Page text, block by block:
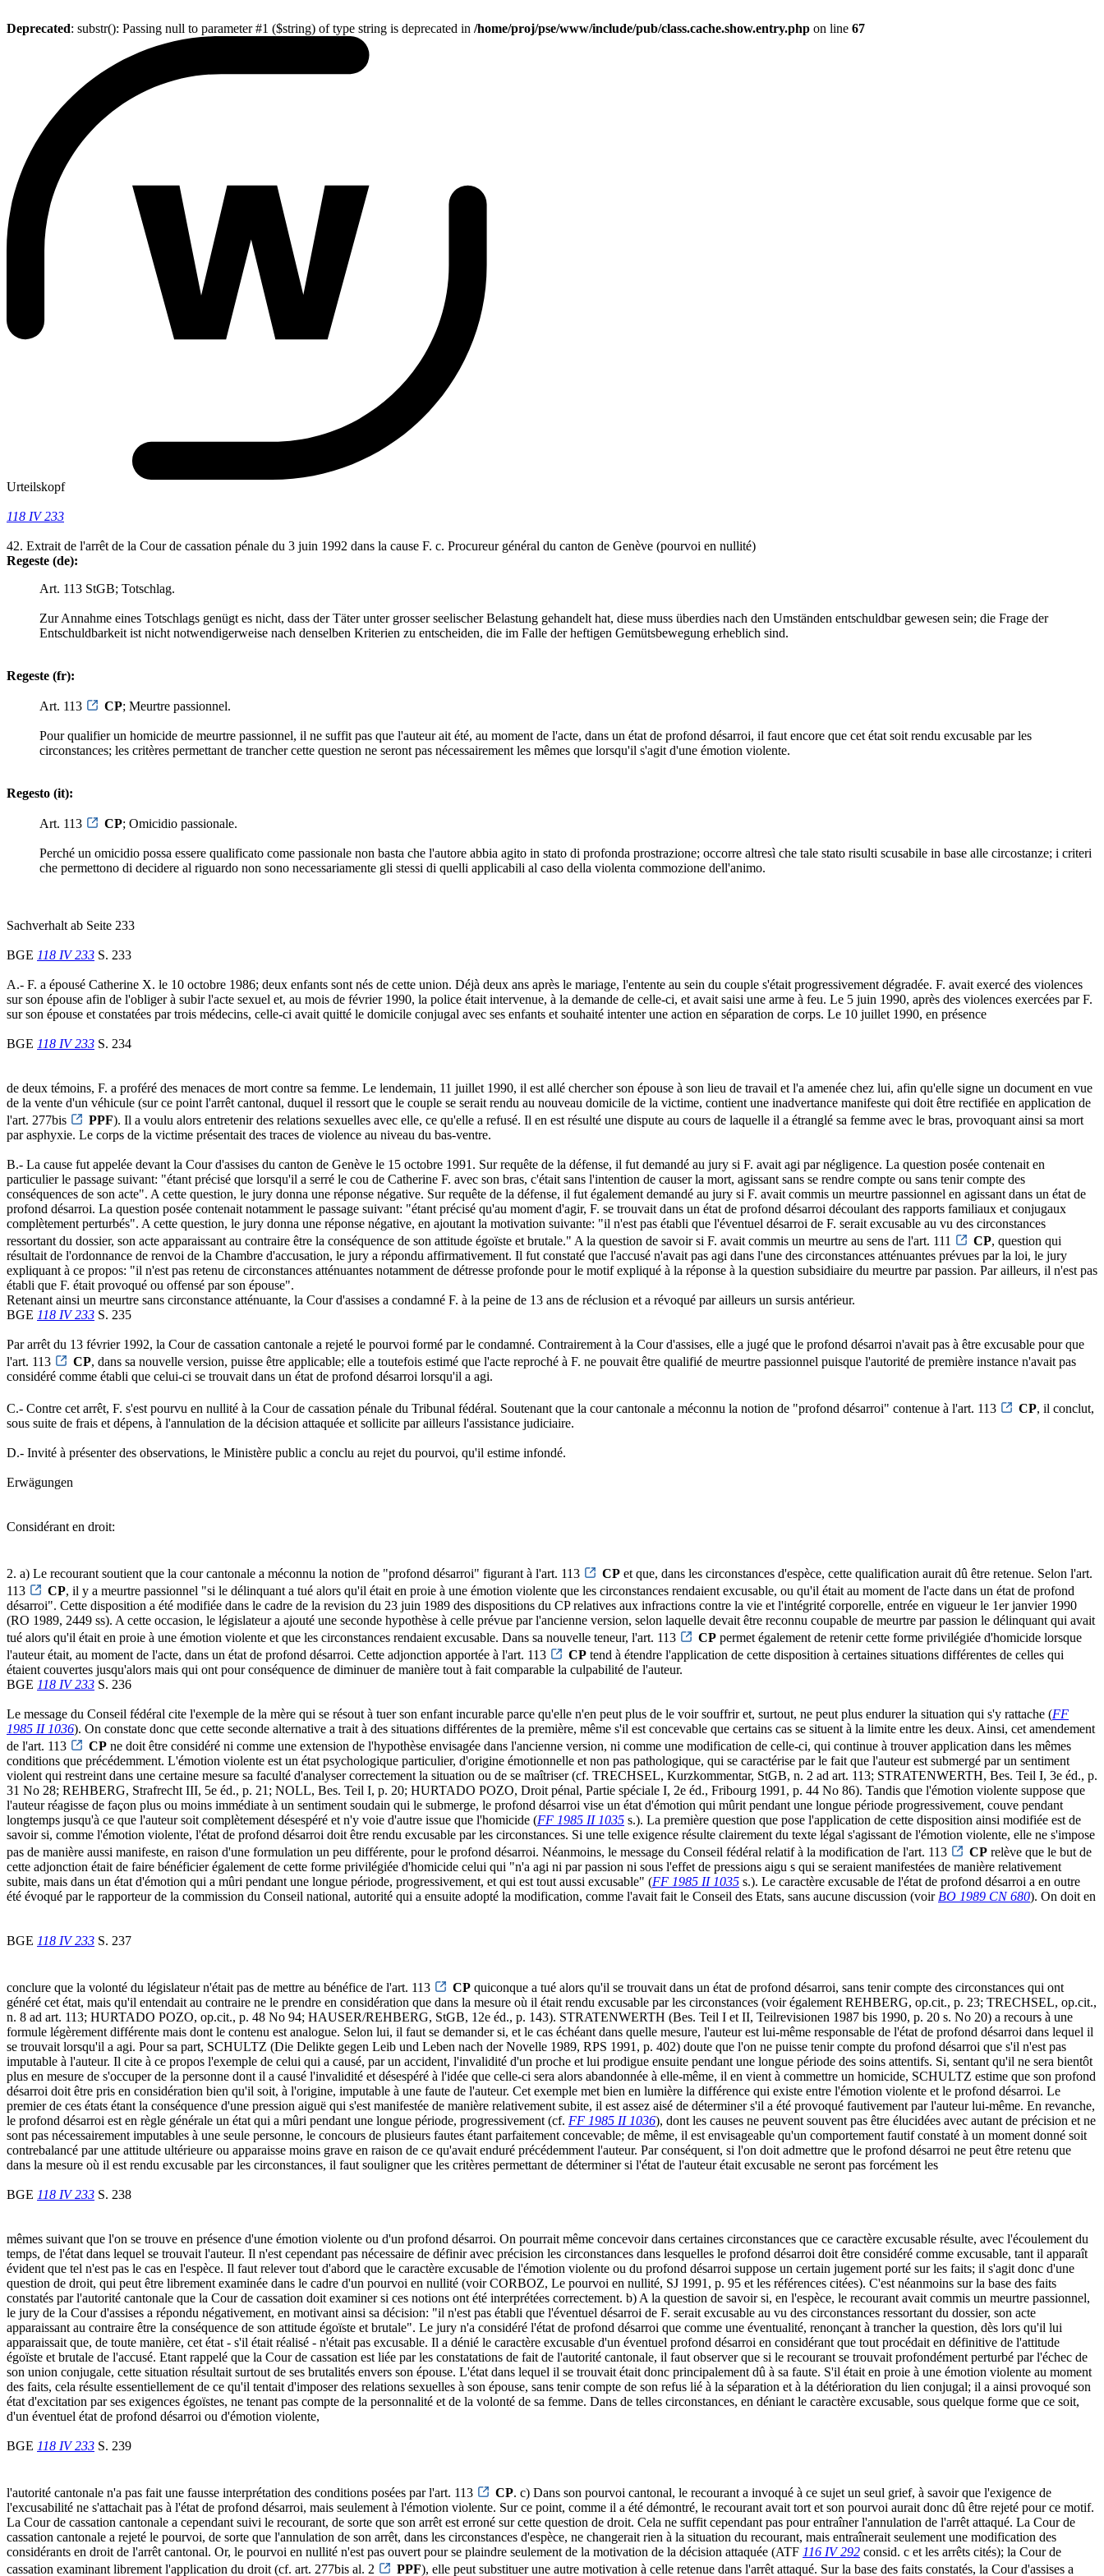
Deprecated: substr(): Passing null to parameter #1 ($string) of type string is deprecated in /home/proj/pse/www/include/pub/class.cache.show.entry.php on line 67
Urteilskopf
118 IV 233
42. Extrait de l'arrêt de la Cour de cassation pénale du 3 juin 1992 dans la cause F. c. Procureur général du canton de Genève (pourvoi en nullité)
Regeste (de):
Art. 113 StGB; Totschlag.
Zur Annahme eines Totschlags genügt es nicht, dass der Täter unter grosser seelischer Belastung gehandelt hat, diese muss überdies nach den Umständen entschuldbar gewesen sein; die Frage der
Entschuldbarkeit ist nicht notwendigerweise nach denselben Kriterien zu entscheiden, die im Falle der heftigen Gemütsbewegung erheblich sind.
Regeste (fr):
Art. 113 CP; Meurtre passionnel.
Pour qualifier un homicide de meurtre passionnel, il ne suffit pas que l'auteur ait été, au moment de l'acte, dans un état de profond désarroi, il faut encore que cet état soit rendu excusable par les
circonstances; les critères permettant de trancher cette question ne seront pas nécessairement les mêmes que lorsqu'il s'agit d'une émotion violente.
Regesto (it):
Art. 113 CP; Omicidio passionale.
Perché un omicidio possa essere qualificato come passionale non basta che l'autore abbia agito in stato di profonda prostrazione; occorre altresì che tale stato risulti scusabile in base alle circostanze; i criteri
che permettono di decidere al riguardo non sono necessariamente gli stessi di quelli applicabili al caso della violenta commozione dell'animo.
Sachverhalt ab Seite 233
BGE 118 IV 233 S. 233
A.- F. a épousé Catherine X. le 10 octobre 1986; deux enfants sont nés de cette union. Déjà deux ans après le mariage, l'entente au sein du couple s'était progressivement dégradée. F. avait exercé des violences
sur son épouse afin de l'obliger à subir l'acte sexuel et, au mois de février 1990, la police était intervenue, à la demande de celle-ci, et avait saisi une arme à feu. Le 5 juin 1990, après des violences exercées par F.
sur son épouse et constatées par trois médecins, celle-ci avait quitté le domicile conjugal avec ses enfants et souhaité intenter une action en séparation de corps. Le 10 juillet 1990, en présence
BGE 118 IV 233 S. 234
de deux témoins, F. a proféré des menaces de mort contre sa femme. Le lendemain, 11 juillet 1990, il est allé chercher son épouse à son lieu de travail et l'a amenée chez lui, afin qu'elle signe un document en vue
de la vente d'un véhicule (sur ce point l'arrêt cantonal, duquel il ressort que le couple se serait rendu au nouveau domicile de la victime, contient une inadvertance manifeste qui doit être rectifiée en application de
l'art. 277bis
PPF). Il a voulu alors entretenir des relations sexuelles avec elle, ce qu'elle a refusé. Il en est résulté une dispute au cours de laquelle il a étranglé sa femme avec le bras, provoquant ainsi sa mort
par asphyxie. Le corps de la victime présentait des traces de violence au niveau du bas-ventre.
B.- La cause fut appelée devant la Cour d'assises du canton de Genève le 15 octobre 1991. Sur requête de la défense, il fut demandé au jury si F. avait agi par négligence. La question posée contenait en
particulier le passage suivant: "étant précisé que lorsqu'il a serré le cou de Catherine F. avec son bras, c'était sans l'intention de causer la mort, agissant sans se rendre compte ou sans tenir compte des
conséquences de son acte". A cette question, le jury donna une réponse négative. Sur requête de la défense, il fut également demandé au jury si F. avait commis un meurtre passionnel en agissant dans un état de
profond désarroi. La question posée contenait notamment le passage suivant: "étant précisé qu'au moment d'agir, F. se trouvait dans un état de profond désarroi découlant des rapports familiaux et conjugaux
complètement perturbés". A cette question, le jury donna une réponse négative, en ajoutant la motivation suivante: "il n'est pas établi que l'éventuel désarroi de F. serait excusable au vu des circonstances
ressortant du dossier, son acte apparaissant au contraire être la conséquence de son attitude égoïste et brutale." A la question de savoir si F. avait commis un meurtre au sens de l'art. 111
CP, question qui
résultait de l'ordonnance de renvoi de la Chambre d'accusation, le jury a répondu affirmativement. Il fut constaté que l'accusé n'avait pas agi dans l'une des circonstances atténuantes prévues par la loi, le jury
expliquant à ce propos: "il n'est pas retenu de circonstances atténuantes notamment de détresse profonde pour le motif expliqué à la réponse à la question subsidiaire du meurtre par passion. Par ailleurs, il n'est pas
établi que F. était provoqué ou offensé par son épouse".
Retenant ainsi un meurtre sans circonstance atténuante, la Cour d'assises a condamné F. à la peine de 13 ans de réclusion et a révoqué par ailleurs un sursis antérieur.
BGE 118 IV 233 S. 235
Par arrêt du 13 février 1992, la Cour de cassation cantonale a rejeté le pourvoi formé par le condamné. Contrairement à la Cour d'assises, elle a jugé que le profond désarroi n'avait pas à être excusable pour que
l'art. 113
CP, dans sa nouvelle version, puisse être applicable; elle a toutefois estimé que l'acte reproché à F. ne pouvait être qualifié de meurtre passionnel puisque l'autorité de première instance n'avait pas
considéré comme établi que celui-ci se trouvait dans un état de profond désarroi lorsqu'il a agi.
C.- Contre cet arrêt, F. s'est pourvu en nullité à la Cour de cassation pénale du Tribunal fédéral. Soutenant que la cour cantonale a méconnu la notion de "profond désarroi" contenue à l'art. 113 CP, il conclut,
sous suite de frais et dépens, à l'annulation de la décision attaquée et sollicite par ailleurs l'assistance judiciaire.
D.- Invité à présenter des observations, le Ministère public a conclu au rejet du pourvoi, qu'il estime infondé.
Erwägungen
Considérant en droit:
2. a) Le recourant soutient que la cour cantonale a méconnu la notion de "profond désarroi" figurant à l'art. 113 CP et que, dans les circonstances d'espèce, cette qualification aurait dû être retenue. Selon l'art.
113
CP, il y a meurtre passionnel "si le délinquant a tué alors qu'il était en proie à une émotion violente que les circonstances rendaient excusable, ou qu'il était au moment de l'acte dans un état de profond
désarroi". Cette disposition a été modifiée dans le cadre de la revision du 23 juin 1989 des dispositions du CP relatives aux infractions contre la vie et l'intégrité corporelle, entrée en vigueur le 1er janvier 1990
(RO 1989, 2449 ss). A cette occasion, le législateur a ajouté une seconde hypothèse à celle prévue par l'ancienne version, selon laquelle devait être reconnu coupable de meurtre par passion le délinquant qui avait
tué alors qu'il était en proie à une émotion violente et que les circonstances rendaient excusable. Dans sa nouvelle teneur, l'art. 113
CP permet également de retenir cette forme privilégiée d'homicide lorsque
l'auteur était, au moment de l'acte, dans un état de profond désarroi. Cette adjonction apportée à l'art. 113
CP tend à étendre l'application de cette disposition à certaines situations différentes de celles qui
étaient couvertes jusqu'alors mais qui ont pour conséquence de diminuer de manière tout à fait comparable la culpabilité de l'auteur.
BGE 118 IV 233 S. 236
Le message du Conseil fédéral cite l'exemple de la mère qui se résout à tuer son enfant incurable parce qu'elle n'en peut plus de le voir souffrir et, surtout, ne peut plus endurer la situation qui s'y rattache (FF
1985 II 1036). On constate donc que cette seconde alternative a trait à des situations différentes de la première, même s'il est concevable que certains cas se situent à la limite entre les deux. Ainsi, cet amendement
de l'art. 113
CP ne doit être considéré ni comme une extension de l'hypothèse envisagée dans l'ancienne version, ni comme une modification de celle-ci, qui continue à trouver application dans les mêmes
conditions que précédemment. L'émotion violente est un état psychologique particulier, d'origine émotionnelle et non pas pathologique, qui se caractérise par le fait que l'auteur est submergé par un sentiment
violent qui restreint dans une certaine mesure sa faculté d'analyser correctement la situation ou de se maîtriser (cf. TRECHSEL, Kurzkommentar, StGB, n. 2 ad art. 113; STRATENWERTH, Bes. Teil I, 3e éd., p.
31 No 28; REHBERG, Strafrecht III, 5e éd., p. 21; NOLL, Bes. Teil I, p. 20; HURTADO POZO, Droit pénal, Partie spéciale I, 2e éd., Fribourg 1991, p. 44 No 86). Tandis que l'émotion violente suppose que
l'auteur réagisse de façon plus ou moins immédiate à un sentiment soudain qui le submerge, le profond désarroi vise un état d'émotion qui mûrit pendant une longue période progressivement, couve pendant
longtemps jusqu'à ce que l'auteur soit complètement désespéré et n'y voie d'autre issue que l'homicide (FF 1985 II 1035 s.). La première question que pose l'application de cette disposition ainsi modifiée est de
savoir si, comme l'émotion violente, l'état de profond désarroi doit être rendu excusable par les circonstances. Si une telle exigence résulte clairement du texte légal s'agissant de l'émotion violente, elle ne s'impose
pas de manière aussi manifeste, en raison d'une formulation un peu différente, pour le profond désarroi. Néanmoins, le message du Conseil fédéral relatif à la modification de l'art. 113
CP relève que le but de
cette adjonction était de faire bénéficier également de cette forme privilégiée d'homicide celui qui "n'a agi ni par passion ni sous l'effet de pressions aigu s qui se seraient manifestées de manière relativement
subite, mais dans un état d'émotion qui a mûri pendant une longue période, progressivement, et qui est tout aussi excusable" (FF 1985 II 1035 s.). Le caractère excusable de l'état de profond désarroi a en outre
été évoqué par le rapporteur de la commission du Conseil national, autorité qui a ensuite adopté la modification, comme l'avait fait le Conseil des Etats, sans aucune discussion (voir BO 1989 CN 680). On doit en
BGE 118 IV 233 S. 237
conclure que la volonté du législateur n'était pas de mettre au bénéfice de l'art. 113 CP quiconque a tué alors qu'il se trouvait dans un état de profond désarroi, sans tenir compte des circonstances qui ont
généré cet état, mais qu'il entendait au contraire ne le prendre en considération que dans la mesure où il était rendu excusable par les circonstances (voir également REHBERG, op.cit., p. 23; TRECHSEL, op.cit.,
n. 8 ad art. 113; HURTADO POZO, op.cit., p. 48 No 94; HAUSER/REHBERG, StGB, 12e éd., p. 143). STRATENWERTH (Bes. Teil I et II, Teilrevisionen 1987 bis 1990, p. 20 s. No 20) a recours à une
formule légèrement différente mais dont le contenu est analogue. Selon lui, il faut se demander si, et le cas échéant dans quelle mesure, l'auteur est lui-même responsable de l'état de profond désarroi dans lequel il
se trouvait lorsqu'il a agi. Pour sa part, SCHULTZ (Die Delikte gegen Leib und Leben nach der Novelle 1989, RPS 1991, p. 402) doute que l'on ne puisse tenir compte du profond désarroi que s'il n'est pas
imputable à l'auteur. Il cite à ce propos l'exemple de celui qui a causé, par un accident, l'invalidité d'un proche et lui prodigue ensuite pendant une longue période des soins attentifs. Si, sentant qu'il ne sera bientôt
plus en mesure de s'occuper de la personne dont il a causé l'invalidité et désespéré à l'idée que celle-ci sera alors abandonnée à elle-même, il en vient à commettre un homicide, SCHULTZ estime que son profond
désarroi doit être pris en considération bien qu'il soit, à l'origine, imputable à une faute de l'auteur. Cet exemple met bien en lumière la différence qui existe entre l'émotion violente et le profond désarroi. Le
premier de ces états étant la conséquence d'une pression aiguë qui s'est manifestée de manière relativement subite, il est assez aisé de déterminer s'il a été provoqué fautivement par l'auteur lui-même. En revanche,
le profond désarroi est en règle générale un état qui a mûri pendant une longue période, progressivement (cf. FF 1985 II 1036), dont les causes ne peuvent souvent pas être élucidées avec autant de précision et ne
sont pas nécessairement imputables à une seule personne, le concours de plusieurs fautes étant parfaitement concevable; de même, il est envisageable qu'un comportement fautif constaté à un moment donné soit
contrebalancé par une attitude ultérieure ou apparaisse moins grave en raison de ce qu'avait enduré précédemment l'auteur. Par conséquent, si l'on doit admettre que le profond désarroi ne peut être retenu que
dans la mesure où il est rendu excusable par les circonstances, il faut souligner que les critères permettant de déterminer si l'état de l'auteur était excusable ne seront pas forcément les
BGE 118 IV 233 S. 238
mêmes suivant que l'on se trouve en présence d'une émotion violente ou d'un profond désarroi. On pourrait même concevoir dans certaines circonstances que ce caractère excusable résulte, avec l'écoulement du
temps, de l'état dans lequel se trouvait l'auteur. Il n'est cependant pas nécessaire de définir avec précision les circonstances dans lesquelles le profond désarroi doit être considéré comme excusable, tant il apparaît
évident que tel n'est pas le cas en l'espèce. Il faut relever tout d'abord que le caractère excusable de l'émotion violente ou du profond désarroi suppose un certain jugement porté sur les faits; il s'agit donc d'une
question de droit, qui peut être librement examinée dans le cadre d'un pourvoi en nullité (voir CORBOZ, Le pourvoi en nullité, SJ 1991, p. 95 et les références citées). C'est néanmoins sur la base des faits
constatés par l'autorité cantonale que la Cour de cassation doit examiner si ces notions ont été interprétées correctement. b) A la question de savoir si, en l'espèce, le recourant avait commis un meurtre passionnel,
le jury de la Cour d'assises a répondu négativement, en motivant ainsi sa décision: "il n'est pas établi que l'éventuel désarroi de F. serait excusable au vu des circonstances ressortant du dossier, son acte
apparaissant au contraire être la conséquence de son attitude égoïste et brutale". Le jury n'a considéré l'état de profond désarroi que comme une éventualité, renonçant à trancher la question, dès lors qu'il lui
apparaissait que, de toute manière, cet état - s'il était réalisé - n'était pas excusable. Il a dénié le caractère excusable d'un éventuel profond désarroi en considérant que tout procédait en définitive de l'attitude
égoïste et brutale de l'accusé. Etant rappelé que la Cour de cassation est liée par les constatations de fait de l'autorité cantonale, il faut observer que si le recourant se trouvait profondément perturbé par l'échec de
son union conjugale, cette situation résultait surtout de ses brutalités envers son épouse. L'état dans lequel il se trouvait était donc principalement dû à sa faute. S'il était en proie à une émotion violente au moment
des faits, cela résulte essentiellement de ce qu'il tentait d'imposer des relations sexuelles à son épouse, sans tenir compte de son refus lié à la séparation et à la détérioration du lien conjugal; il a ainsi provoqué son
état d'excitation par ses exigences égoïstes, ne tenant pas compte de la personnalité et de la volonté de sa femme. Dans de telles circonstances, en déniant le caractère excusable, sous quelque forme que ce soit,
d'un éventuel état de profond désarroi ou d'émotion violente,
BGE 118 IV 233 S. 239
l'autorité cantonale n'a pas fait une fausse interprétation des conditions posées par l'art. 113 CP. c) Dans son pourvoi cantonal, le recourant a invoqué à ce sujet un seul grief, à savoir que l'exigence de
l'excusabilité ne s'attachait pas à l'état de profond désarroi, mais seulement à l'émotion violente. Sur ce point, comme il a été démontré, le recourant avait tort et son pourvoi aurait donc dû être rejeté pour ce motif.
La Cour de cassation cantonale a cependant suivi le recourant, de sorte que son arrêt est erroné sur cette question de droit. Cela ne suffit cependant pas pour entraîner l'annulation de l'arrêt attaqué. La Cour de
cassation cantonale a rejeté le pourvoi, de sorte que l'annulation de son arrêt, dans les circonstances d'espèce, ne changerait rien à la situation du recourant, mais entraînerait seulement une modification des
considérants en droit de l'arrêt cantonal. Or, le pourvoi en nullité n'est pas ouvert pour se plaindre seulement de la motivation de la décision attaquée (ATF 116 IV 292 consid. c et les arrêts cités); la Cour de
cassation examinant librement l'application du droit (cf. art. 277bis al. 2
PPF), elle peut substituer une autre motivation à celle retenue dans l'arrêt attaqué. Sur la base des faits constatés, la Cour d'assises a